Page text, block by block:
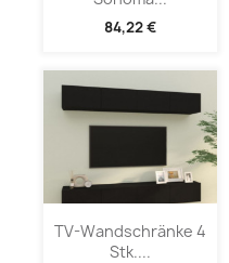
84,22 €
TV-Wandschränke 4
Stk....